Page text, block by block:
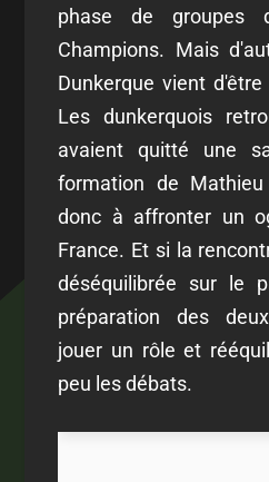
phase de groupes
Champions. Mais
Dunkerque vient
Les dunkerquois
avaient quitté une
formation de
donc à affronter un
France. Et si la
déséquilibrée sur le
préparation des
jouer un rôle et
peu les débats.